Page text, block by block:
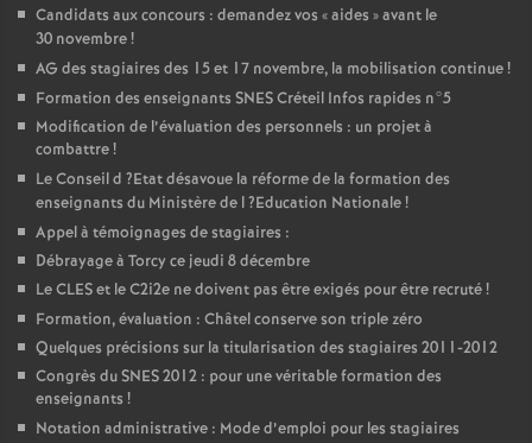
Candidats aux concours : demandez vos «aides » avant le
30 novembre!
AG des stagiaires des 15 et 17 novembre, la mobilisation continue!
Formation des enseignants SNESCréteil Infos rapides n°5
Modification de l’évaluation des personnels : un projet à
combattre!
Le Conseil d ?Etat désavoue la réforme de la formation des
enseignants du Ministère de l?Education Nationale!
Appel à témoignages de stagiaires :
Débrayage à Torcy ce jeudi 8 décembre
LeCLESet le C2i2e ne doivent pas être exigés pour être recruté!
Formation, évaluation : Châtel conserve son triple zéro
Quelques précisions sur la titularisation des stagiaires 2011-2012
Congrès duSNES2012 : pour une véritable formation des
enseignants !
Notation administrative : Mode d’emploi pour les stagiaires